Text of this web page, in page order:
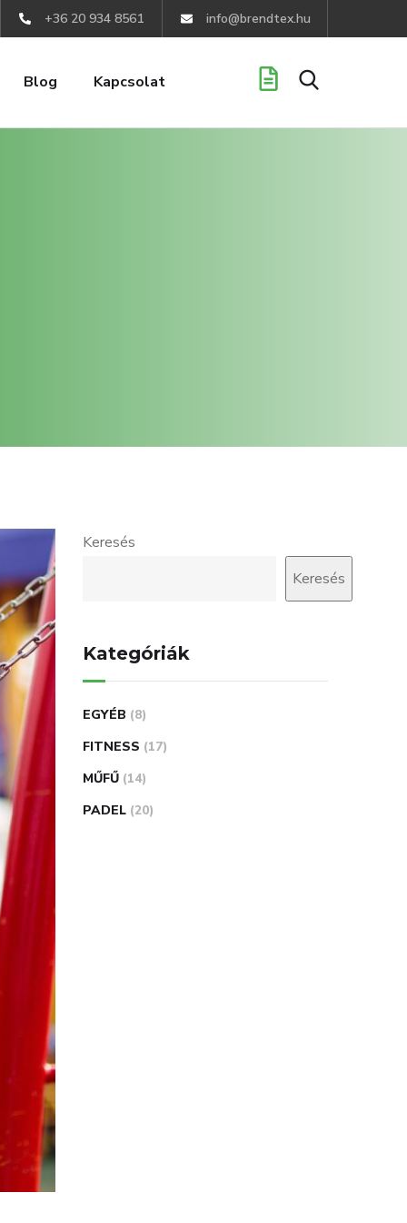
+36 20 934 8561 info@brendtex.hu
Blog Kapcsolat
Keresés
Keresés
Kategóriák
EGYÉB (8)
FITNESS (17)
MŰFŰ (14)
PADEL (20)